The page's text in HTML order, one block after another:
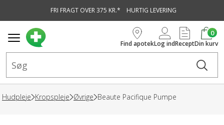
FRI FRAGT OVER 375 KR.* HURTIG LEVERING
Find apotekLog indRecept
0
Din kurv
Hudpleje Kropspleje Øvrige Beaute Pacifique Pumpe